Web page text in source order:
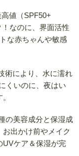
値（SPF50+
なのに、界面活性
な赤ちゃんや敏感
術により、水に濡れ
くいのに、夜はい
の美容成分と保湿成
出かけ前やメイク
UVケア＆保湿が完